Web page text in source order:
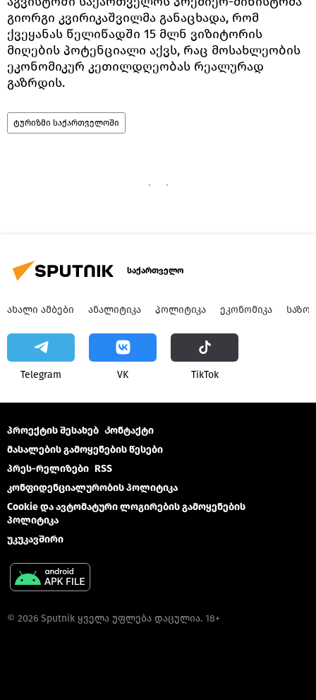
გიორგი კვირიკაშვილმა განაცხადა, რომ
ქვეყანას წელიწადში 15 მლნ ვიზიტორის
მიღების პოტენციალი აქვს, რაც მოსახლეობის
ეკონომიკურ კეთილდღეობას რეალურად
გაზრდის.
ტურიზმი საქართველოში
საქართველო
ᲐᲮᲐᲚᲘ ᲐᲛᲑᲔᲑᲘ ᲐᲜᲐᲚᲘᲢᲘᲙᲐ ᲞᲝᲚᲘᲢᲘᲙᲐ ᲔᲙᲝᲜᲝᲛᲘᲙᲐ
Telegram VK ТikТоk
პროექტის შესახებ Კონტაქტი
მასალების გამოყენების წესები
პრეს-რელიზები RSS
კონფიდენციალურობის პოლიტიკა
Cookie და ავტომატური ლოგირების გამოყენების
პოლიტიკა
უკუკავშირი
© 2026 Sputnik ყველა უფლება დაცულია. 18+